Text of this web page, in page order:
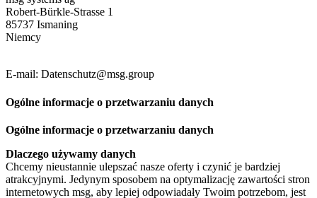
Robert-Bürkle-Strasse 1
85737 Ismaning
Niemcy
E-mail: Datenschutz@msg.group
Ogólne informacje o przetwarzaniu danych
Ogólne informacje o przetwarzaniu danych
Dlaczego używamy danych
Chcemy nieustannie ulepszać nasze oferty i czynić je bardziej
atrakcyjnymi. Jedynym sposobem na optymalizację zawartości stron
internetowych msg, aby lepiej odpowiadały Twoim potrzebom, jest